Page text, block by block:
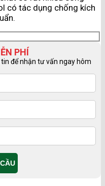
có tác dụng chống kích
PHÍ
để nhận tư vấn ngay hôm